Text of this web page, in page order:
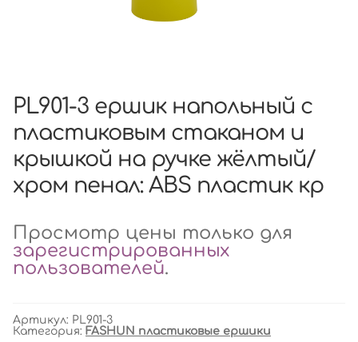
PL901-3 ершик напольный с
пластиковым стаканом и
крышкой на ручке жёлтый/
хром пенал: ABS пластик кр
Просмотр цены только для
зарегистрированных
пользователей.
Артикул: PL901-3
Категория: FASHUN пластиковые ершики